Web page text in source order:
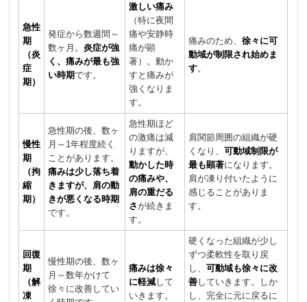
急性
期
（炎
症
期）
発症から数週間～
数ヶ月。炎症が強
く、痛みが最も強
い時期です。
激しい痛み
（特に夜間
痛や安静時
痛が顕
著）。動か
すと痛みが
強くなりま
す。
痛みのため、徐々に可
動域が制限され始めま
す。
慢性
期
（拘
縮
期）
急性期の後、数ヶ
月～1年程度続く
ことがあります。
痛みは少し落ち着
きますが、肩の動
きが悪くなる時期
です。
急性期ほど
の激痛は減
りますが、
動かした時
の痛みや、
肩の重だる
さが続きま
す。
肩関節周囲の組織が硬
くなり、可動域制限が
最も顕著になります。
肩が凍り付いたように
感じることがありま
す。
回復
期
（解
凍
慢性期の後、数ヶ
月～数年かけて
徐々に改善してい
痛みは徐々
に軽減して
いきます。
硬くなった組織が少し
ずつ柔軟性を取り戻
し、可動域も徐々に改
善していきます。しか
し、完全に元に戻るに